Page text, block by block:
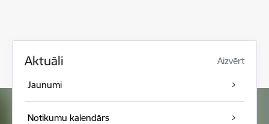
Aktuāli Aizvērt
Jaunumi
Notikumu kalendārs